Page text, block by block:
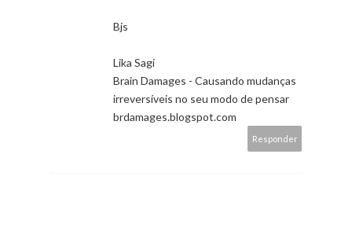
Bjs
Lika Sagi
Brain Damages - Causando mudanças
irreversíveis no seu modo de pensar
brdamages.blogspot.com
Responder